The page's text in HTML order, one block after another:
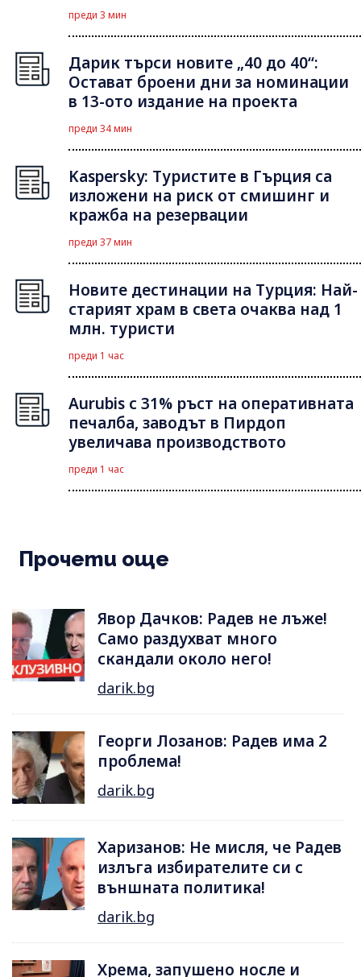
преди 3 мин
Дарик търси новите „40 до 40“:
Остават броени дни за номинации
в 13-ото издание на проекта
преди 34 мин
Kaspersky: Туристите в Гърция са
изложени на риск от смишинг и
кражба на резервации
преди 37 мин
Новите дестинации на Турция: Най-
старият храм в света очаква над 1
млн. туристи
преди 1 час
Aurubis с 31% ръст на оперативната
печалба, заводът в Пирдоп
увеличава производството
преди 1 час
Прочети още
Явор Дачков: Радев не лъже!
Само раздухват много
скандали около него!
darik.bg
Георги Лозанов: Радев има 2
проблема!
darik.bg
Харизанов: Не мисля, че Радев
излъга избирателите си с
външната политика!
darik.bg
Хрема, запушено носле и